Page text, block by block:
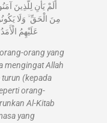
أَلَمْ يَأْنِ لِلَّذِينَ
مِنَ الْحَقِّ ۙ وَلَا
عَلَيْهِمُ
orang yang
mengingat Allah
(kepada
orang-
Al-Kitab
yang